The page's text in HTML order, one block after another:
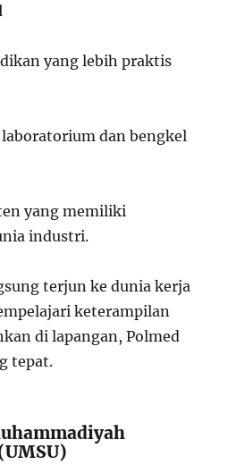
yang lebih praktis
dan bengkel
yang memiliki
industri.
terjun ke dunia kerja
keterampilan
di lapangan, Polmed
tepat.